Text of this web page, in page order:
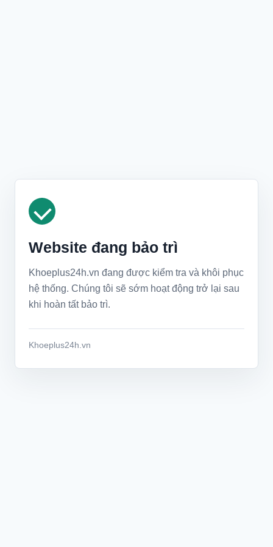
Website đang bảo trì
Khoeplus24h.vn đang được kiểm tra và khôi phục
hệ thống. Chúng tôi sẽ sớm hoạt động trở lại sau
khi hoàn tất bảo trì.
Khoeplus24h.vn